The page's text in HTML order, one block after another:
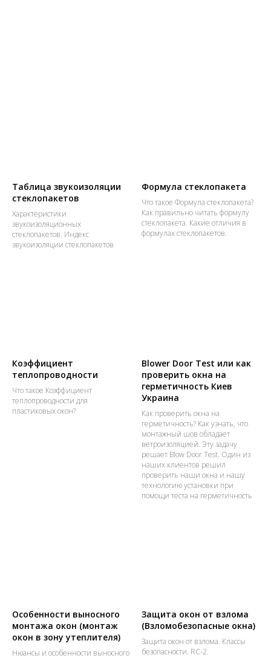
Таблица звукоизоляции
стеклопакетов
Характеристики
звукоизоляционных
стеклопакетов. Индекс
звукоизоляции стеклопакетов
Формула стеклопакета
Что такое Формула стеклопакета?
Как правильно читать формулу
стеклопакета. Какие отличия в
формулах стеклопакетов.
Коэффициент
теплопроводности
Что такое Коэффициент
теплопроводности для
пластиковых окон?
Blower Door Test или как
проверить окна на
герметичность Киев
Украина
Как проверить окна на
герметичность? Как узнать, что
монтажный шов обладает
ветроизоляцией. Эту задачу
решает Blow Door Test. Один из
наших клиентов решил
проверить наши окна и нашу
технологию установки при
помощи теста на герметичность
Особенности выносного
монтажа окон (монтаж
окон в зону утеплителя)
Нюансы и особенности выносного
Защита окон от взлома
(Взломобезопасные окна)
Защита окон от взлома. Классы
безопасности. RC-2.